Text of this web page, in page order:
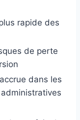
rapide des
de perte
dans les